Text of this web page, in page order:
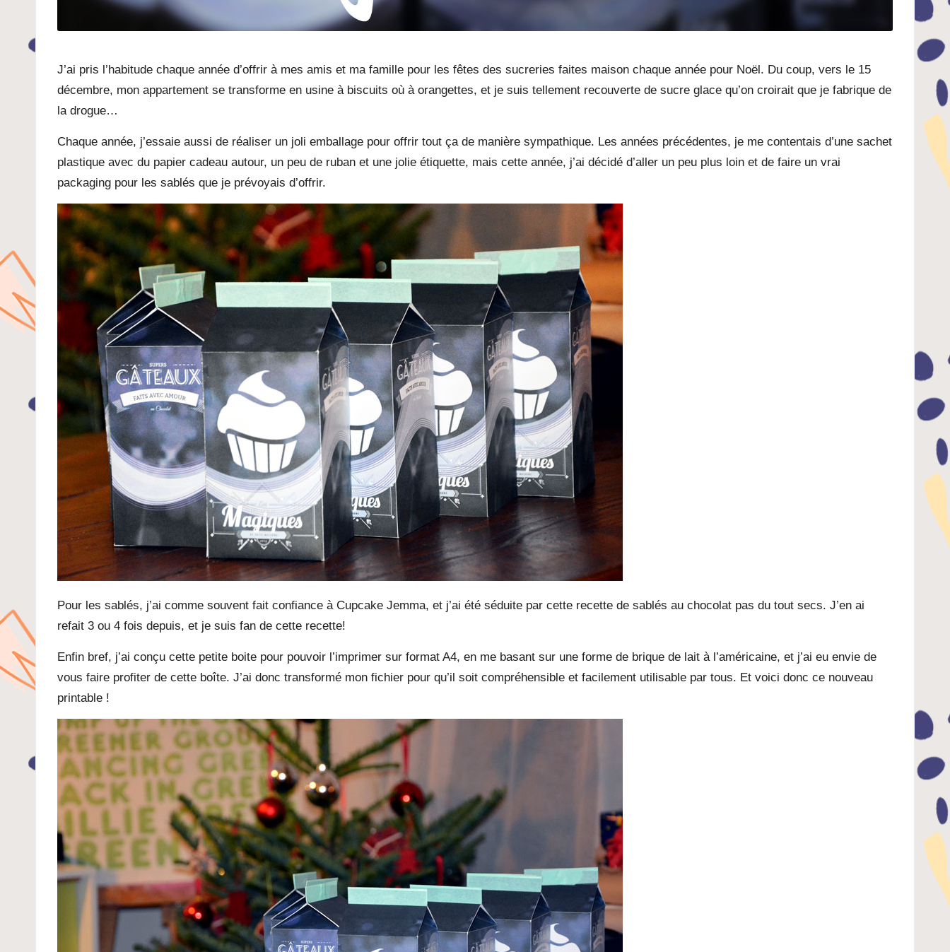
J’ai pris l’habitude chaque année d’offrir à mes amis et ma famille pour les fêtes des sucreries faites maison chaque année pour Noël. Du coup, vers le 15
décembre, mon appartement se transforme en usine à biscuits où à orangettes, et je suis tellement recouverte de sucre glace qu’on croirait que je fabrique de
la drogue…
Chaque année, j’essaie aussi de réaliser un joli emballage pour offrir tout ça de manière sympathique. Les années précédentes, je me contentais d’une sachet
plastique avec du papier cadeau autour, un peu de ruban et une jolie étiquette, mais cette année, j’ai décidé d’aller un peu plus loin et de faire un vrai
packaging pour les sablés que je prévoyais d’offrir.
Pour les sablés, j’ai comme souvent fait confiance à Cupcake Jemma, et j’ai été séduite par cette recette de sablés au chocolat pas du tout secs. J’en ai
refait 3 ou 4 fois depuis, et je suis fan de cette recette!
Enfin bref, j’ai conçu cette petite boite pour pouvoir l’imprimer sur format A4, en me basant sur une forme de brique de lait à l’américaine, et j’ai eu envie de
vous faire profiter de cette boîte. J’ai donc transformé mon fichier pour qu’il soit compréhensible et facilement utilisable par tous. Et voici donc ce nouveau
printable !